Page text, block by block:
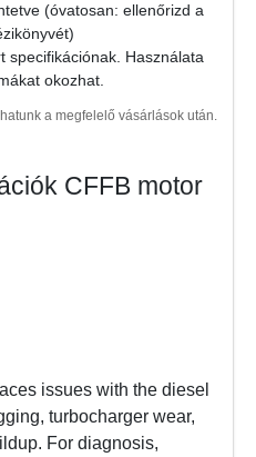
(óvatosan: ellenőrizd a
Használata
okozhat.
a megfelelő vásárlások után.
CFFB motor
issues with the diesel
turbocharger wear,
For diagnosis,